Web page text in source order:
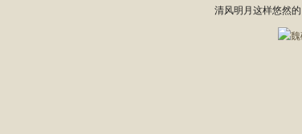
清风明月这样悠然